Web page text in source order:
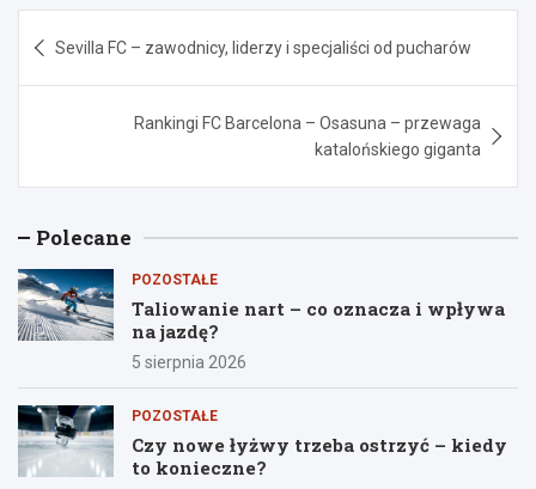
wpisu
Sevilla FC – zawodnicy, liderzy i specjaliści od pucharów
Rankingi FC Barcelona – Osasuna – przewaga
katalońskiego giganta
Polecane
POZOSTAŁE
Taliowanie nart – co oznacza i wpływa
na jazdę?
5 sierpnia 2026
POZOSTAŁE
Czy nowe łyżwy trzeba ostrzyć – kiedy
to konieczne?